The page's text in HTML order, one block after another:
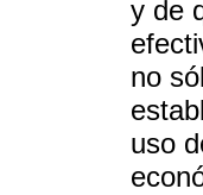
y de
no
uso